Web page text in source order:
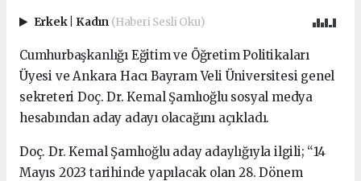
Erkek Kadın (Haberi Sesli Oku)
Cumhurbaşkanlığı Eğitim ve Öğretim Politikaları
Üyesi ve Ankara Hacı Bayram Veli Üniversitesi genel
sekreteri Doç. Dr. Kemal Şamlıoğlu sosyal medya
hesabından aday adayı olacağını açıkladı.
Doç. Dr. Kemal Şamlıoğlu aday adaylığıyla ilgili; “14
Mayıs 2023 tarihinde yapılacak olan 28. Dönem